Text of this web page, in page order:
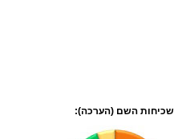
שכיחות השם (הערכה):